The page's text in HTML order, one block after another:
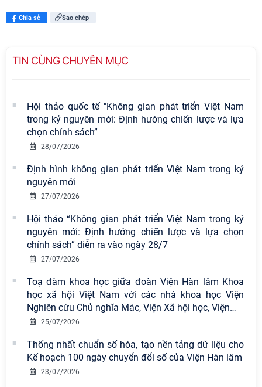
Chia sẻ Sao chép
TIN CÙNG CHUYÊN MỤC
Hội thảo quốc tế "Không gian phát triển Việt Nam
trong kỷ nguyên mới: Định hướng chiến lược và lựa
chọn chính sách”
28/07/2026
Định hình không gian phát triển Việt Nam trong kỷ
nguyên mới
27/07/2026
Hội thảo “Không gian phát triển Việt Nam trong kỷ
nguyên mới: Định hướng chiến lược và lựa chọn
chính sách” diễn ra vào ngày 28/7
27/07/2026
Toạ đàm khoa học giữa đoàn Viện Hàn lâm Khoa
học xã hội Việt Nam với các nhà khoa học Viện
Nghiên cứu Chủ nghĩa Mác, Viện Xã hội học, Viện…
25/07/2026
Thống nhất chuẩn số hóa, tạo nền tảng dữ liệu cho
Kế hoạch 100 ngày chuyển đổi số của Viện Hàn lâm
23/07/2026
Viện Hàn lâm Khoa học xã hội Việt
Nam có 02 tác phẩm đạt giải khuyến
khích tại Cuộc thi chính luận bảo vệ
nền tảng tư tưởng của Đảng năm
2026
Chi bộ Viện Sử học tổ chức Tọa đàm
chuyên đề: Đẩy mạnh học tập, thực
pháp, phong cách Hồ Chí Minh trong
giai đoạn phát triển mới